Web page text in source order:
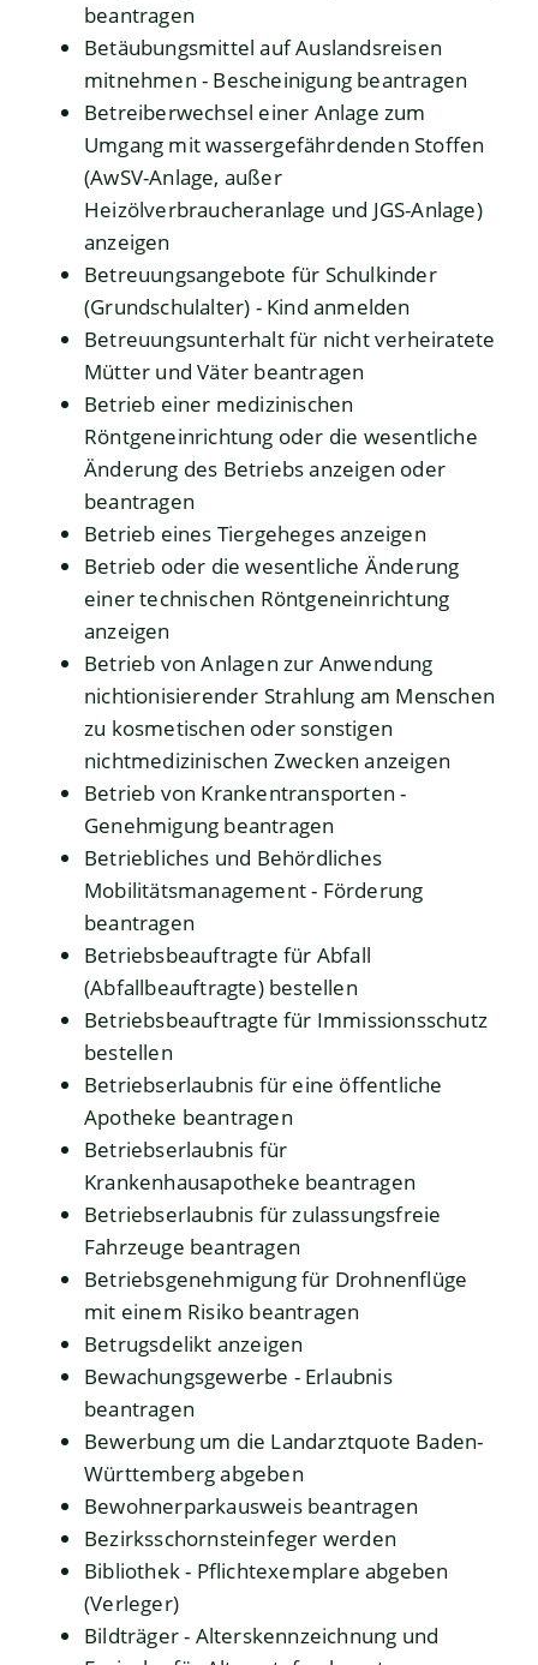
beantragen
Betäubungsmittel auf Auslandsreisen
mitnehmen - Bescheinigung beantragen
Betreiberwechsel einer Anlage zum
Umgang mit wassergefährdenden Stoffen
(AwSV-Anlage, außer
Heizölverbraucheranlage und JGS-Anlage)
anzeigen
Betreuungsangebote für Schulkinder
(Grundschulalter) - Kind anmelden
Betreuungsunterhalt für nicht verheiratete
Mütter und Väter beantragen
Betrieb einer medizinischen
Röntgeneinrichtung oder die wesentliche
Änderung des Betriebs anzeigen oder
beantragen
Betrieb eines Tiergeheges anzeigen
Betrieb oder die wesentliche Änderung
einer technischen Röntgeneinrichtung
anzeigen
Betrieb von Anlagen zur Anwendung
nichtionisierender Strahlung am Menschen
zu kosmetischen oder sonstigen
nichtmedizinischen Zwecken anzeigen
Betrieb von Krankentransporten -
Genehmigung beantragen
Betriebliches und Behördliches
Mobilitätsmanagement - Förderung
beantragen
Betriebsbeauftragte für Abfall
(Abfallbeauftragte) bestellen
Betriebsbeauftragte für Immissionsschutz
bestellen
Betriebserlaubnis für eine öffentliche
Apotheke beantragen
Betriebserlaubnis für
Krankenhausapotheke beantragen
Betriebserlaubnis für zulassungsfreie
Fahrzeuge beantragen
Betriebsgenehmigung für Drohnenflüge
mit einem Risiko beantragen
Betrugsdelikt anzeigen
Bewachungsgewerbe - Erlaubnis
beantragen
Bewerbung um die Landarztquote Baden-
Württemberg abgeben
Bewohnerparkausweis beantragen
Bezirksschornsteinfeger werden
Bibliothek - Pflichtexemplare abgeben
(Verleger)
Bildträger - Alterskennzeichnung und